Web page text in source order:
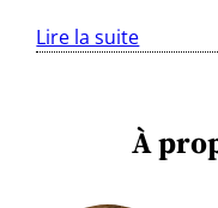
Lire la suite
À